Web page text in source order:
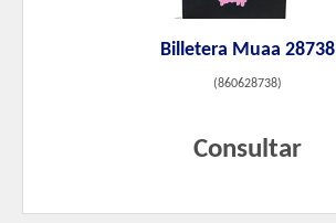
Billetera Muaa 28738
(860628738)
Consultar